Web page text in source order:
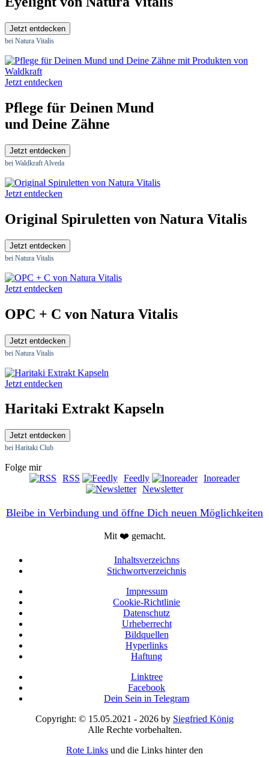
Jetzt entdecken
bei Natura Vitalis
Jetzt entdecken
Pflege für Deinen Mund
und Deine Zähne
Jetzt entdecken
bei Waldkraft Alveda
Jetzt entdecken
Original Spiruletten von Natura Vitalis
Jetzt entdecken
bei Natura Vitalis
Jetzt entdecken
OPC + C von Natura Vitalis
Jetzt entdecken
bei Natura Vitalis
Jetzt entdecken
Haritaki Extrakt Kapseln
Jetzt entdecken
bei Haritaki Club
Folge mir
RSS
Feedly
Inoreader
Newsletter
Bleibe in Verbindung und öffne Dich neuen Möglichkeiten
Mit ❤️ gemacht.
Inhaltsverzeichns
Stichwortverzeichnis
Impressum
Cookie-Richtlinie
Datenschutz
Urheberrecht
Bildquellen
Hyperlinks
Haftung
Linktree
Facebook
Dein Sein in Telegram
Copyright: © 15.05.2021 - 2026 by Siegfried König
Alle Rechte vorbehalten.
Rote Links und die Links hinter den